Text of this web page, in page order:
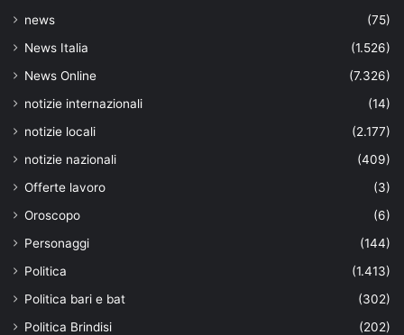
news
(75)
News Italia
(1.526)
News Online
(7.326)
notizie internazionali
(14)
notizie locali
(2.177)
notizie nazionali
(409)
Offerte lavoro
(3)
Oroscopo
(6)
Personaggi
(144)
Politica
(1.413)
Politica bari e bat
(302)
Politica Brindisi
(202)